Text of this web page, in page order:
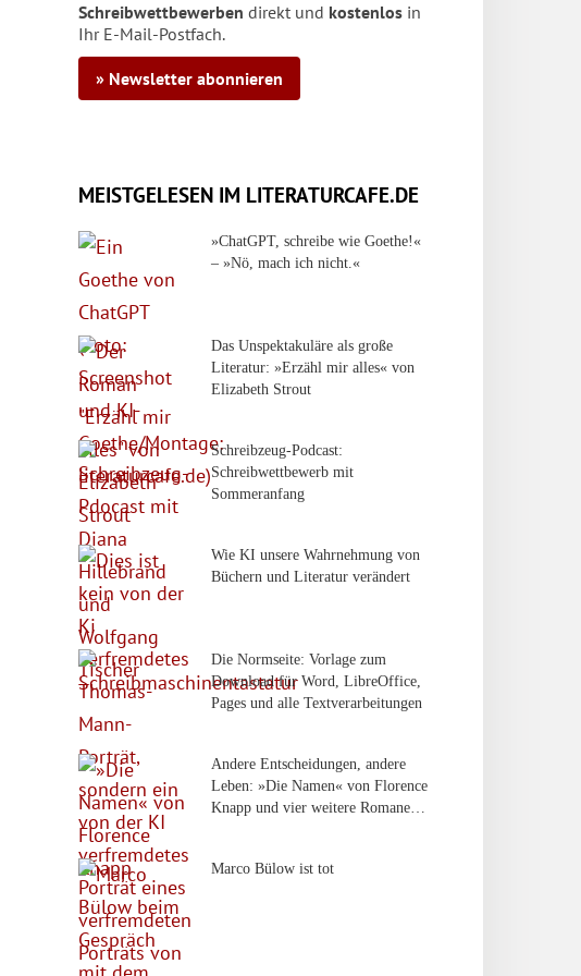
Schreibwettbewerben direkt und kostenlos in
Ihr E-Mail-Postfach.
» Newsletter abonnieren
MEISTGELESEN IM LITERATURCAFE.DE
»ChatGPT, schreibe wie Goethe!«
– »Nö, mach ich nicht.«
Das Unspektakuläre als große
Literatur: »Erzähl mir alles« von
Elizabeth Strout
Schreibzeug-Podcast:
Schreibwettbewerb mit
Sommeranfang
Wie KI unsere Wahrnehmung von
Büchern und Literatur verändert
Die Normseite: Vorlage zum
Download für Word, LibreOffice,
Pages und alle Textverarbeitungen
Andere Entscheidungen, andere
Leben: »Die Namen« von Florence
Knapp und vier weitere Romane…
Marco Bülow ist tot